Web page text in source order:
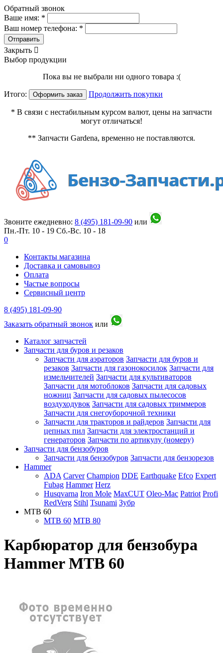
Обратный звонок
Ваше имя: *
Ваш номер телефона: *
Отправить
Закрыть 
Выбор продукции
Пока вы не выбрали ни одного товара :(
Итого: Оформить заказ Продолжить покупки
* В связи с нестабильным курсом валют, цены на запчасти
могут отличаться!
** Запчасти Gardena, временно не поставляются.
Звоните ежедневно: 8 (495) 181-09-90 или
Пн.-Пт. 10 - 19 Сб.-Вс. 10 - 18
0
Контакты магазина
Доставка и самовывоз
Оплата
Частые вопросы
Сервисный центр
8 (495) 181-09-90
Заказать обратный звонок или
Каталог запчастей
Запчасти для буров и резаков
Запчасти для аэраторов Запчасти для буров и
резаков Запчасти для газонокосилок Запчасти для
измельчителей Запчасти для культиваторов
Запчасти для мотоблоков Запчасти для садовых
ножниц Запчасти для садовых пылесосов
воздуходувок Запчасти для садовых триммеров
Запчасти для снегоуборочной техники
Запчасти для тракторов и райдеров Запчасти для
цепных пил Запчасти для электростанций и
генераторов Запчасти по артикулу (номеру)
Запчасти для бензобуров
Запчасти для бензобуров Запчасти для бензорезов
Hammer
ADA Carver Champion DDE Earthquake Efco Expert
Fubag Hammer Herz
Husqvarna Iron Mole MaxCUT Oleo-Mac Patriot Profi
RedVerg Stihl Tsunami Зубр
MTB 60
MTB 60 MTB 80
Карбюратор для бензобура
Hammer MTB 60